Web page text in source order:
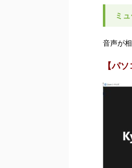
ミ
音声が
【パ